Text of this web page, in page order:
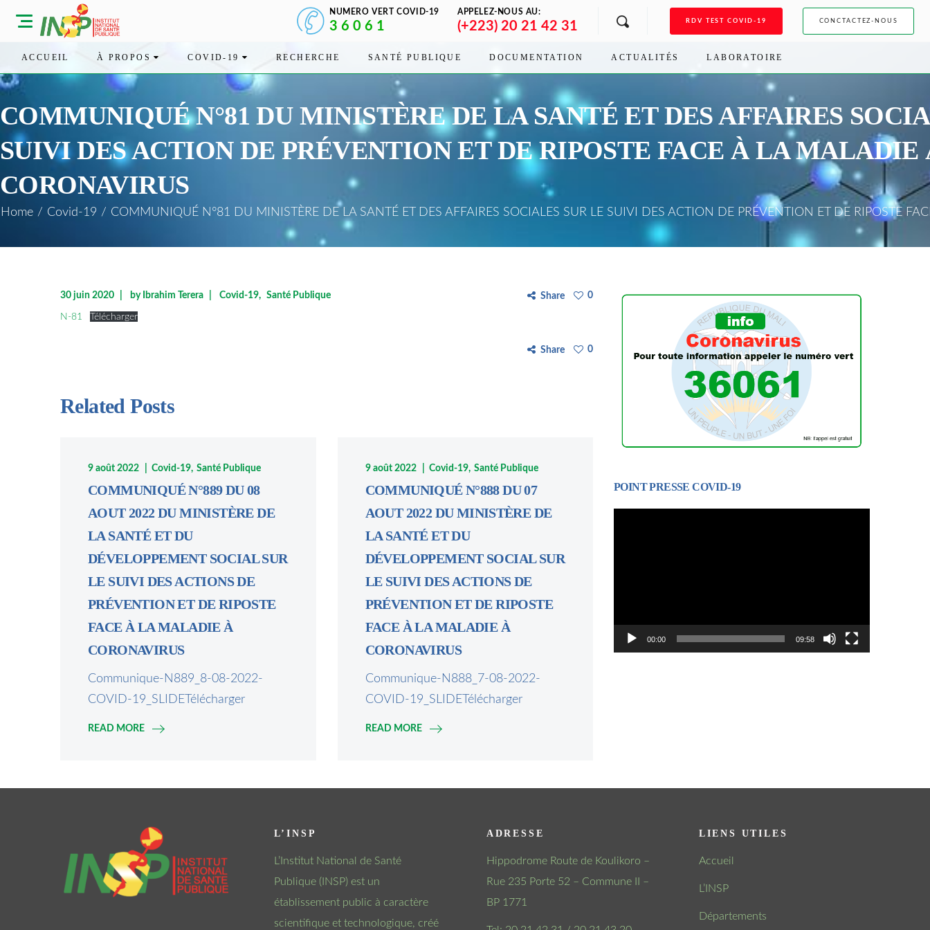
NUMERO VERT COVID-19
3 6 0 6 1
APPELEZ-NOUS AU:
(+223) 20 21 42 31 RDV TEST COVID-19 CONCTACTEZ-NOUS
ACCUEIL À PROPOS COVID-19 RECHERCHE SANTÉ PUBLIQUE DOCUMENTATION ACTUALITÉS LABORATOIRE
COMMUNIQUÉ N°81 DU MINISTÈRE DE LA SANTÉ ET DES AFFAIRES
SUIVI DES ACTION DE PRÉVENTION ET DE RIPOSTE FACE À LA MALADIE
CORONAVIRUS
Home / Covid-19 / COMMUNIQUÉ N°81 DU MINISTÈRE DE LA SANTÉ ET DES AFFAIRES SOCIALES SUR LE SUIVI DES ACTION DE PRÉVENTION ET DE RIPOSTE
30 juin 2020 by Ibrahim Terera Covid-19 Santé Publique Share 0
N-81 Télécharger
Share 0
Related Posts
9 août 2022 Covid-19 Santé Publique
COMMUNIQUÉ N°889 DU 08
AOUT 2022 DU MINISTÈRE DE
LA SANTÉ ET DU
DÉVELOPPEMENT SOCIAL SUR
LE SUIVI DES ACTIONS DE
PRÉVENTION ET DE RIPOSTE
FACE À LA MALADIE À
CORONAVIRUS
Communique-N889_8-08-2022-
COVID-19_SLIDETélécharger
READ MORE
9 août 2022 Covid-19 Santé Publique
COMMUNIQUÉ N°888 DU 07
AOUT 2022 DU MINISTÈRE DE
LA SANTÉ ET DU
DÉVELOPPEMENT SOCIAL SUR
LE SUIVI DES ACTIONS DE
PRÉVENTION ET DE RIPOSTE
FACE À LA MALADIE À
CORONAVIRUS
Communique-N888_7-08-2022-
COVID-19_SLIDETélécharger
READ MORE
POINT PRESSE COVID-19
00:00 09:58
L’INSP
L’Institut National de Santé
Publique (INSP) est un
établissement public à caractère
scientifique et technologique, créé
ADRESSE
Hippodrome Route de Koulikoro –
Rue 235 Porte 52 – Commune II –
BP 1771
LIENS UTILES
Accueil
L’INSP
Départements